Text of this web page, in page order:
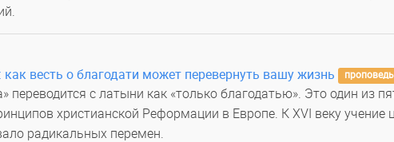
как весть о благодати может перевернуть вашу жизнь проповедь
переводится с латыни как «только благодатью». Это один из
христианской Реформации в Европе. К XVI веку учение
радикальных перемен.